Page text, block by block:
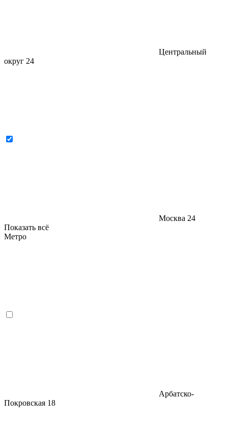
Центральный
округ 24
Москва 24
Показать всё
Метро
Арбатско-
Покровская 18